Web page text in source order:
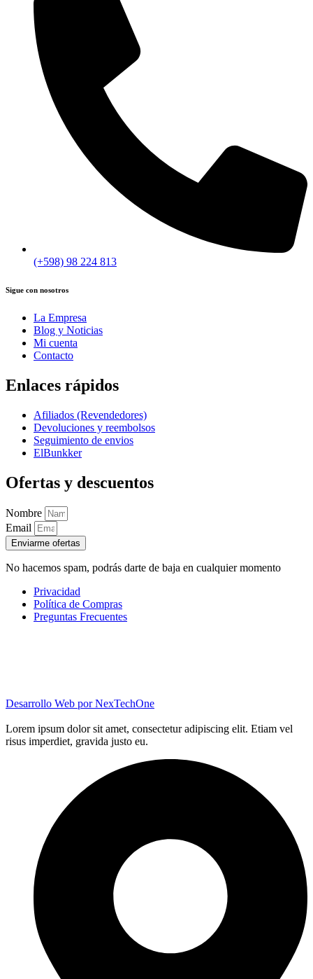
(+598) 98 224 813
Sigue con nosotros
La Empresa
Blog y Noticias
Mi cuenta
Contacto
Enlaces rápidos
Afiliados (Revendedores)
Devoluciones y reembolsos
Seguimiento de envios
ElBunkker
Ofertas y descuentos
Nombre
Email
Enviarme ofertas
No hacemos spam, podrás darte de baja en cualquier momento
Privacidad
Política de Compras
Preguntas Frecuentes
Desarrollo Web porNexTechOne
Lorem ipsum dolor sit amet, consectetur adipiscing elit. Etiam vel
risus imperdiet, gravida justo eu.